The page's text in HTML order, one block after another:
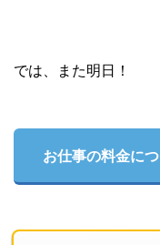
では、また明日！
お仕事の料金に